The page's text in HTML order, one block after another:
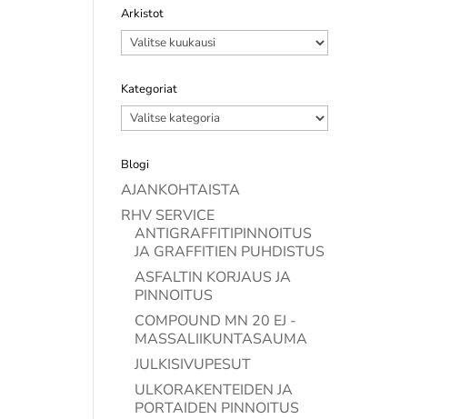
Arkistot
Arkistot
Kategoriat
Kategoriat
Blogi
AJANKOHTAISTA
RHV SERVICE
ANTIGRAFFITIPINNOITUS
JA GRAFFITIEN PUHDISTUS
ASFALTIN KORJAUS JA
PINNOITUS
COMPOUND MN 20 EJ -
MASSALIIKUNTASAUMA
JULKISIVUPESUT
ULKORAKENTEIDEN JA
PORTAIDEN PINNOITUS